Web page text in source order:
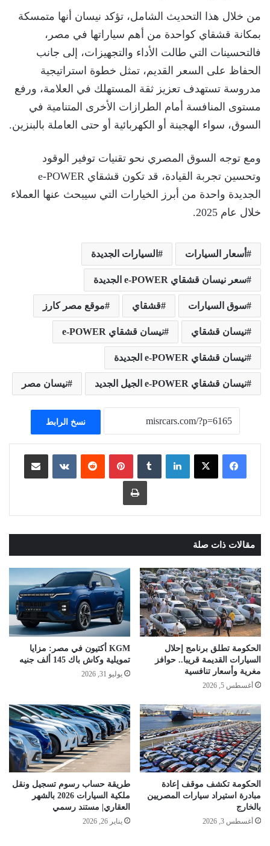
من خلال هذا التحديث الشامل، تؤكد نيسان أنها متمسكة
بمكانة قشقاي كواحدة من أهم سياراتها في مصر،
فالتحسينات التي طالت الأداء والتجهيزات، إلى جانب
الحفاظ على السعر القديم، تمثل خطوة استراتيجية
مدروسة تستهدف تعزيز ثقة المستهلك في العلامة، ورفع
مستوى المنافسة أمام الطرازات الأخرى المتنامية في
السوق، سواء الهجينة أو الكهربائية أو حتى العاملة بالبنزين.
ومع توجه السوق المصري نحو تقنيات توفير الوقود
وتحسين تجربة القيادة، قد تكون قشقاي e-POWER
الجديدة واحدة من أبرز الخيارات التي سيبحث عنها العملاء
خلال عام 2025.
أسعار السيارات السيارات الجديدة
سعر نيسان قشقاي e-POWER الجديدة
سوق السيارات قشقاي موقع مصر كارز
نيسان قشقاي نيسان قشقاي e-POWER
نيسان قشقاي e-POWER الجديدة
نيسان قشقاي e-POWER الجيل الجديد نيسان مصر
نسخ الرابط
لينكدإن ‏Tumblr بينتيريست
‏Reddit
‏VKontakte مشاركة عبر البريد
طباعة
مقالات ذات صلة
الحكومة تطلق برنامج إحلال
السيارات القديمة قريبا.. حوافز
مغرية وأسعار تنافسية
أغسطس 5, 2026
KGM أكتيون في مصر: مزايا
تمويلية وكاش باك 145 ألف جنيه
يوليو 31, 2026
الحكومة تكشف موقف إعادة
مبادرة استيراد سيارات المصريين
بالخارج
أغسطس 3, 2026
طريقة حساب رسوم تسجيل ونقل
ملكية السيارات 2026 بالشهر
العقاري| مستند رسمي
يناير 26, 2026